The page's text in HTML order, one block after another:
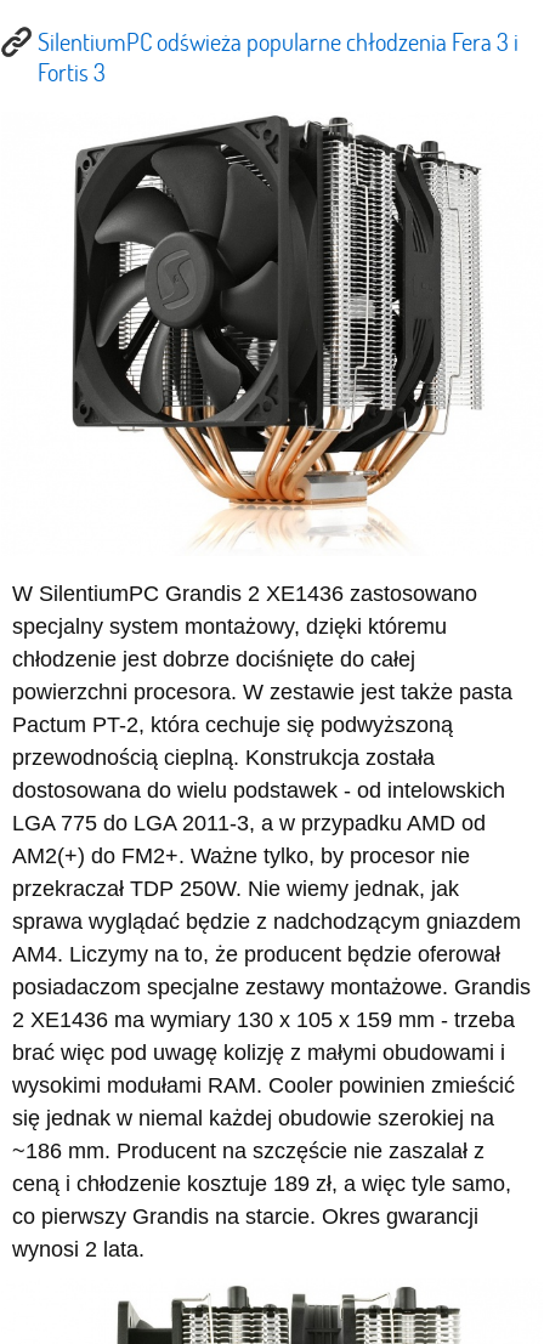
SilentiumPC odświeża popularne chłodzenia Fera 3 i
Fortis 3
W SilentiumPC Grandis 2 XE1436 zastosowano
specjalny system montażowy, dzięki któremu
chłodzenie jest dobrze dociśnięte do całej
powierzchni procesora. W zestawie jest także pasta
Pactum PT-2, która cechuje się podwyższoną
przewodnością cieplną. Konstrukcja została
dostosowana do wielu podstawek - od intelowskich
LGA 775 do LGA 2011-3, a w przypadku AMD od
AM2(+) do FM2+. Ważne tylko, by procesor nie
przekraczał TDP 250W. Nie wiemy jednak, jak
sprawa wyglądać będzie z nadchodzącym gniazdem
AM4. Liczymy na to, że producent będzie oferował
posiadaczom specjalne zestawy montażowe. Grandis
2 XE1436 ma wymiary 130 x 105 x 159 mm - trzeba
brać więc pod uwagę kolizję z małymi obudowami i
wysokimi modułami RAM. Cooler powinien zmieścić
się jednak w niemal każdej obudowie szerokiej na
~186 mm. Producent na szczęście nie zaszalał z
ceną i chłodzenie kosztuje 189 zł, a więc tyle samo,
co pierwszy Grandis na starcie. Okres gwarancji
wynosi 2 lata.